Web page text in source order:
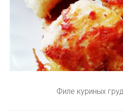
Филе куриных